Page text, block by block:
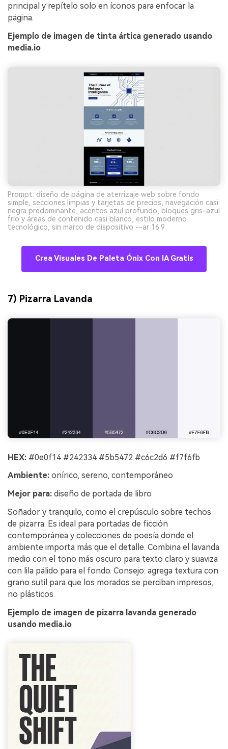
principal y repítelo solo en íconos para enfocar la
página.
Ejemplo de imagen de tinta ártica generado usando
media.io
Prompt: diseño de página de aterrizaje web sobre fondo
simple, secciones limpias y tarjetas de precios, navegación casi
negra predominante, acentos azul profundo, bloques gris-azul
frío y áreas de contenido casi blanco, estilo moderno
tecnológico, sin marco de dispositivo --ar 16:9
Crea Visuales De Paleta Ónix Con IA Gratis
7) Pizarra Lavanda
HEX: #0e0f14 #242334 #5b5472 #c6c2d6 #f7f6fb
Ambiente: onírico, sereno, contemporáneo
Mejor para: diseño de portada de libro
Soñador y tranquilo, como el crepúsculo sobre techos
de pizarra. Es ideal para portadas de ficción
contemporánea y colecciones de poesía donde el
ambiente importa más que el detalle. Combina el lavanda
medio con el tono más oscuro para texto claro y suaviza
con lila pálido para el fondo. Consejo: agrega textura con
grano sutil para que los morados se perciban impresos,
no plásticos.
Ejemplo de imagen de pizarra lavanda generado
usando media.io